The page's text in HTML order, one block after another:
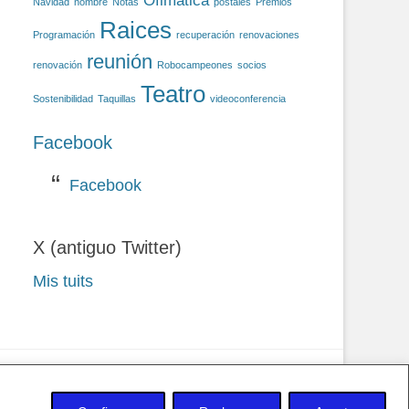
Programación Raices recuperación renovaciones
renovación reunión Robocampeones socios
Sostenibilidad Taquillas Teatro videoconferencia
Facebook
Facebook
X (antiguo Twitter)
Mis tuits